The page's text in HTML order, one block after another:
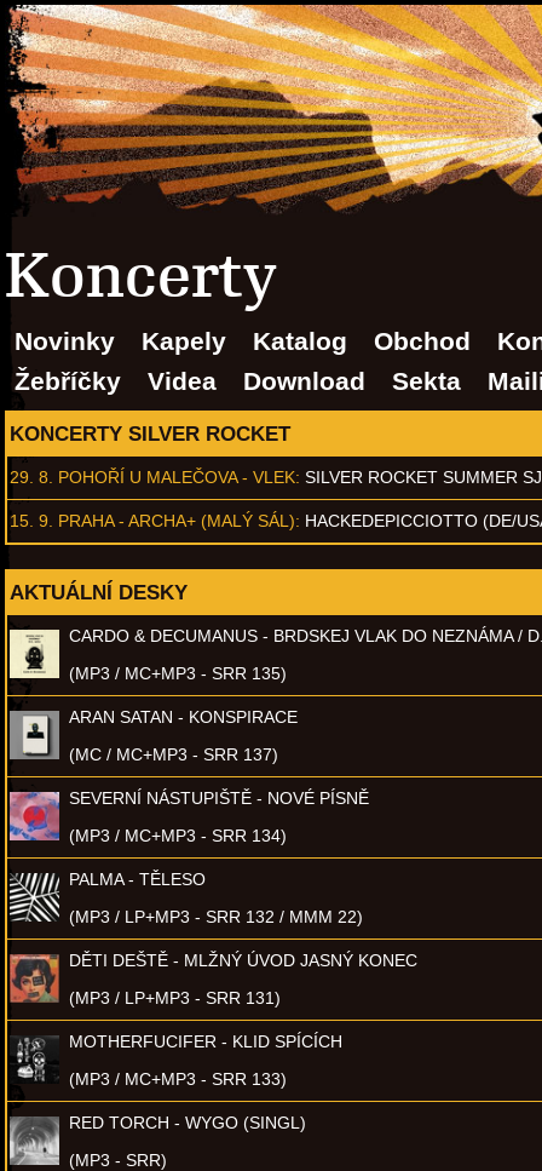
Koncerty
Novinky Kapely Katalog Obchod
Žebříčky
Videa Download Sekta
KONCERTY SILVER ROCKET
29. 8. POHOŘÍ U MALEČOVA - VLEK: SILVER ROCKET SUMMER
15. 9. PRAHA - ARCHA+ (MALÝ SÁL): HACKEDEPICCIOTTO (DE/
AKTUÁLNÍ DESKY
CARDO & DECUMANUS - BRDSKEJ VLAK DO NEZNÁMA /
(MP3 / MC+MP3 - SRR 135)
ARAN SATAN - KONSPIRACE
(MC / MC+MP3 - SRR 137)
SEVERNÍ NÁSTUPIŠTĚ - NOVÉ PÍSNĚ
(MP3 / MC+MP3 - SRR 134)
PALMA - TĚLESO
(MP3 / LP+MP3 - SRR 132 / MMM 22)
DĚTI DEŠTĚ - MLŽNÝ ÚVOD JASNÝ KONEC
(MP3 / LP+MP3 - SRR 131)
MOTHERFUCIFER - KLID SPÍCÍCH
(MP3 / MC+MP3 - SRR 133)
RED TORCH - WYGO (SINGL)
(MP3 - SRR)